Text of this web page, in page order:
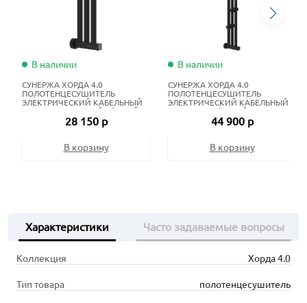
В наличии
СУНЕРЖА ХОРДА 4.0
ПОЛОТЕНЦЕСУШИТЕЛЬ
ЭЛЕКТРИЧЕСКИЙ КАБЕЛЬНЫЙ
60Х16 СМ МАТОВЫЙ ЧЁРНЫЙ
28 150 р
В корзину
В наличии
СУНЕРЖА ХОРДА 4.0
ПОЛОТЕНЦЕСУШИТЕЛЬ
ЭЛЕКТРИЧЕСКИЙ КАБЕЛЬНЫЙ
120Х16 СМ ТЁМНЫЙ ТИТАН
44 900 р
В корзину
Характеристики Часто задаваемые вопросы
Коллекция Хорда 4.0
Тип товара полотенцесушитель